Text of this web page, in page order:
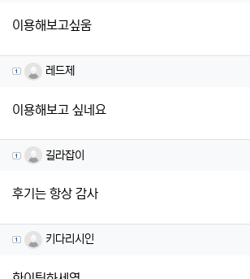
이용해보고싶움
레드제님의 댓글
레드제
이용해보고 싶네요
길라잡이님의 댓글
길라잡이
후기는 항상 감사
키다리시인님의 댓글
키다리시인